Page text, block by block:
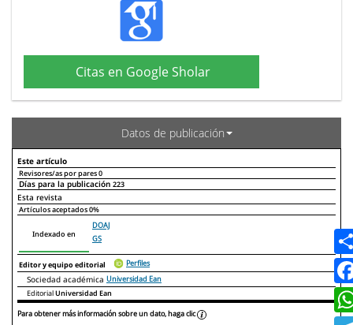
Citas en Google Sholar
Datos de publicación
Este artículo
Revisores/as por pares0
Días para la publicación 223
Declaraciones de autoría
Esta revista
Artículos aceptados0%
Indexado en
DOAJ
GS
Editor y equipo editorial Perfiles
Sociedad académica Universidad Ean
EditorialUniversidad Ean
Para obtener más información sobre un dato, haga clic